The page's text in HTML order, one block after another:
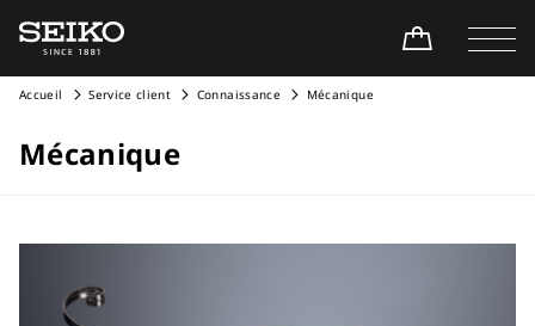
Accueil Service client Connaissance Mécanique
Mécanique